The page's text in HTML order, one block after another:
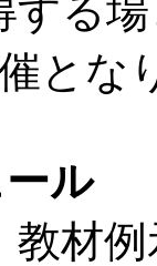
する
とな
ル
教材